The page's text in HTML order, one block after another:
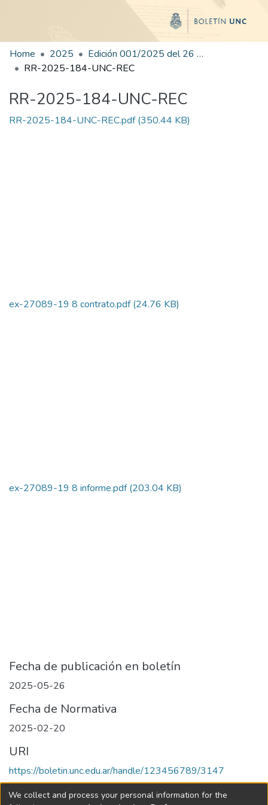
Home 2025
Edición 001/2025 del 26 de mayo de 2025
RR-2025-184-UNC-REC
RR-2025-184-UNC-REC
RR-2025-184-UNC-REC.pdf(350.44 KB)
ex-27089-19 8 contrato.pdf(24.76 KB)
ex-27089-19 8 informe.pdf(203.04 KB)
Fecha de publicación en boletín
2025-05-26
Fecha de Normativa
2025-02-20
URI
https://boletin.unc.edu.ar/handle/123456789/3147
Collections
We collect and process your personal information for the